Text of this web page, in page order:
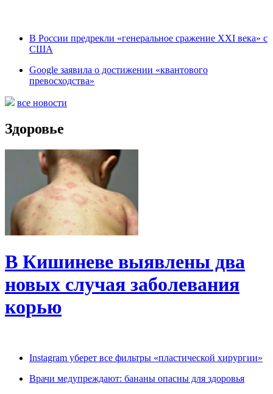
В России предрекли «генеральное сражение XXI века» с
США
Google заявила о достижении «квантового
превосходства»
все новости
Здоровье
В Кишиневе выявлены два
новых случая заболевания
корью
Instagram уберет все фильтры «пластической хирургии»
Врачи медупреждают: бананы опасны для здоровья